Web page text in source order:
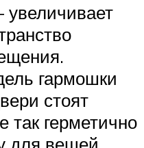
гармошки
стоят
герметично